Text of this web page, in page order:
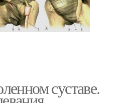
суставе.